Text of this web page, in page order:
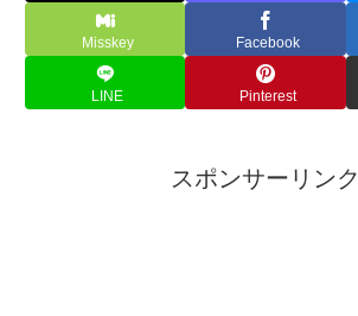
Misskey Facebook
LINE Pinterest
スポンサーリンク